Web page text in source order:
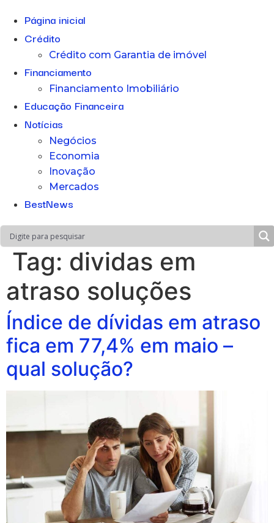
Página inicial
Crédito
Crédito com Garantia de imóvel
Financiamento
Financiamento Imobiliário
Educação Financeira
Notícias
Negócios
Economia
Inovação
Mercados
BestNews
Tag: dividas em
atraso soluções
Índice de dívidas em atraso
fica em 77,4% em maio –
qual solução?